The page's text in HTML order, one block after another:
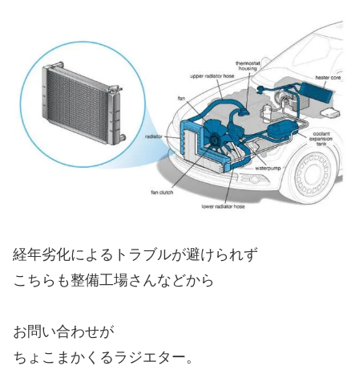
経年劣化によるトラブルが避けられず
こちらも整備工場さんなどから
お問い合わせが
ちょこまかくるラジエター。